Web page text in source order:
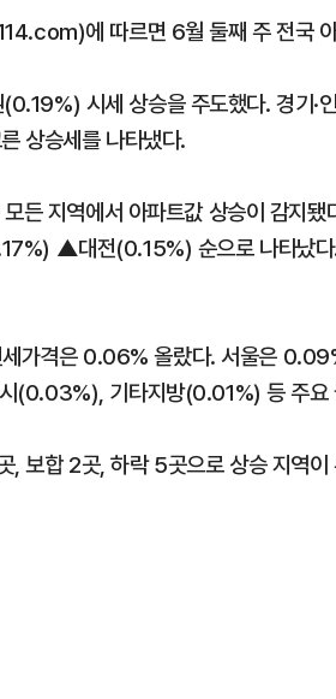
에 따르면 6월 둘째 주 전국
시세 상승을 주도했다. 경기
상승세를 나타냈다.
든 지역에서 아파트값 상승이 감지
▲대전(0.15%) 순으로 나타났
가격은 0.06% 올랐다. 서울은
(0.03%), 기타지방(0.01%) 등 주요
, 보합 2곳, 하락 5곳으로 상승 지역이